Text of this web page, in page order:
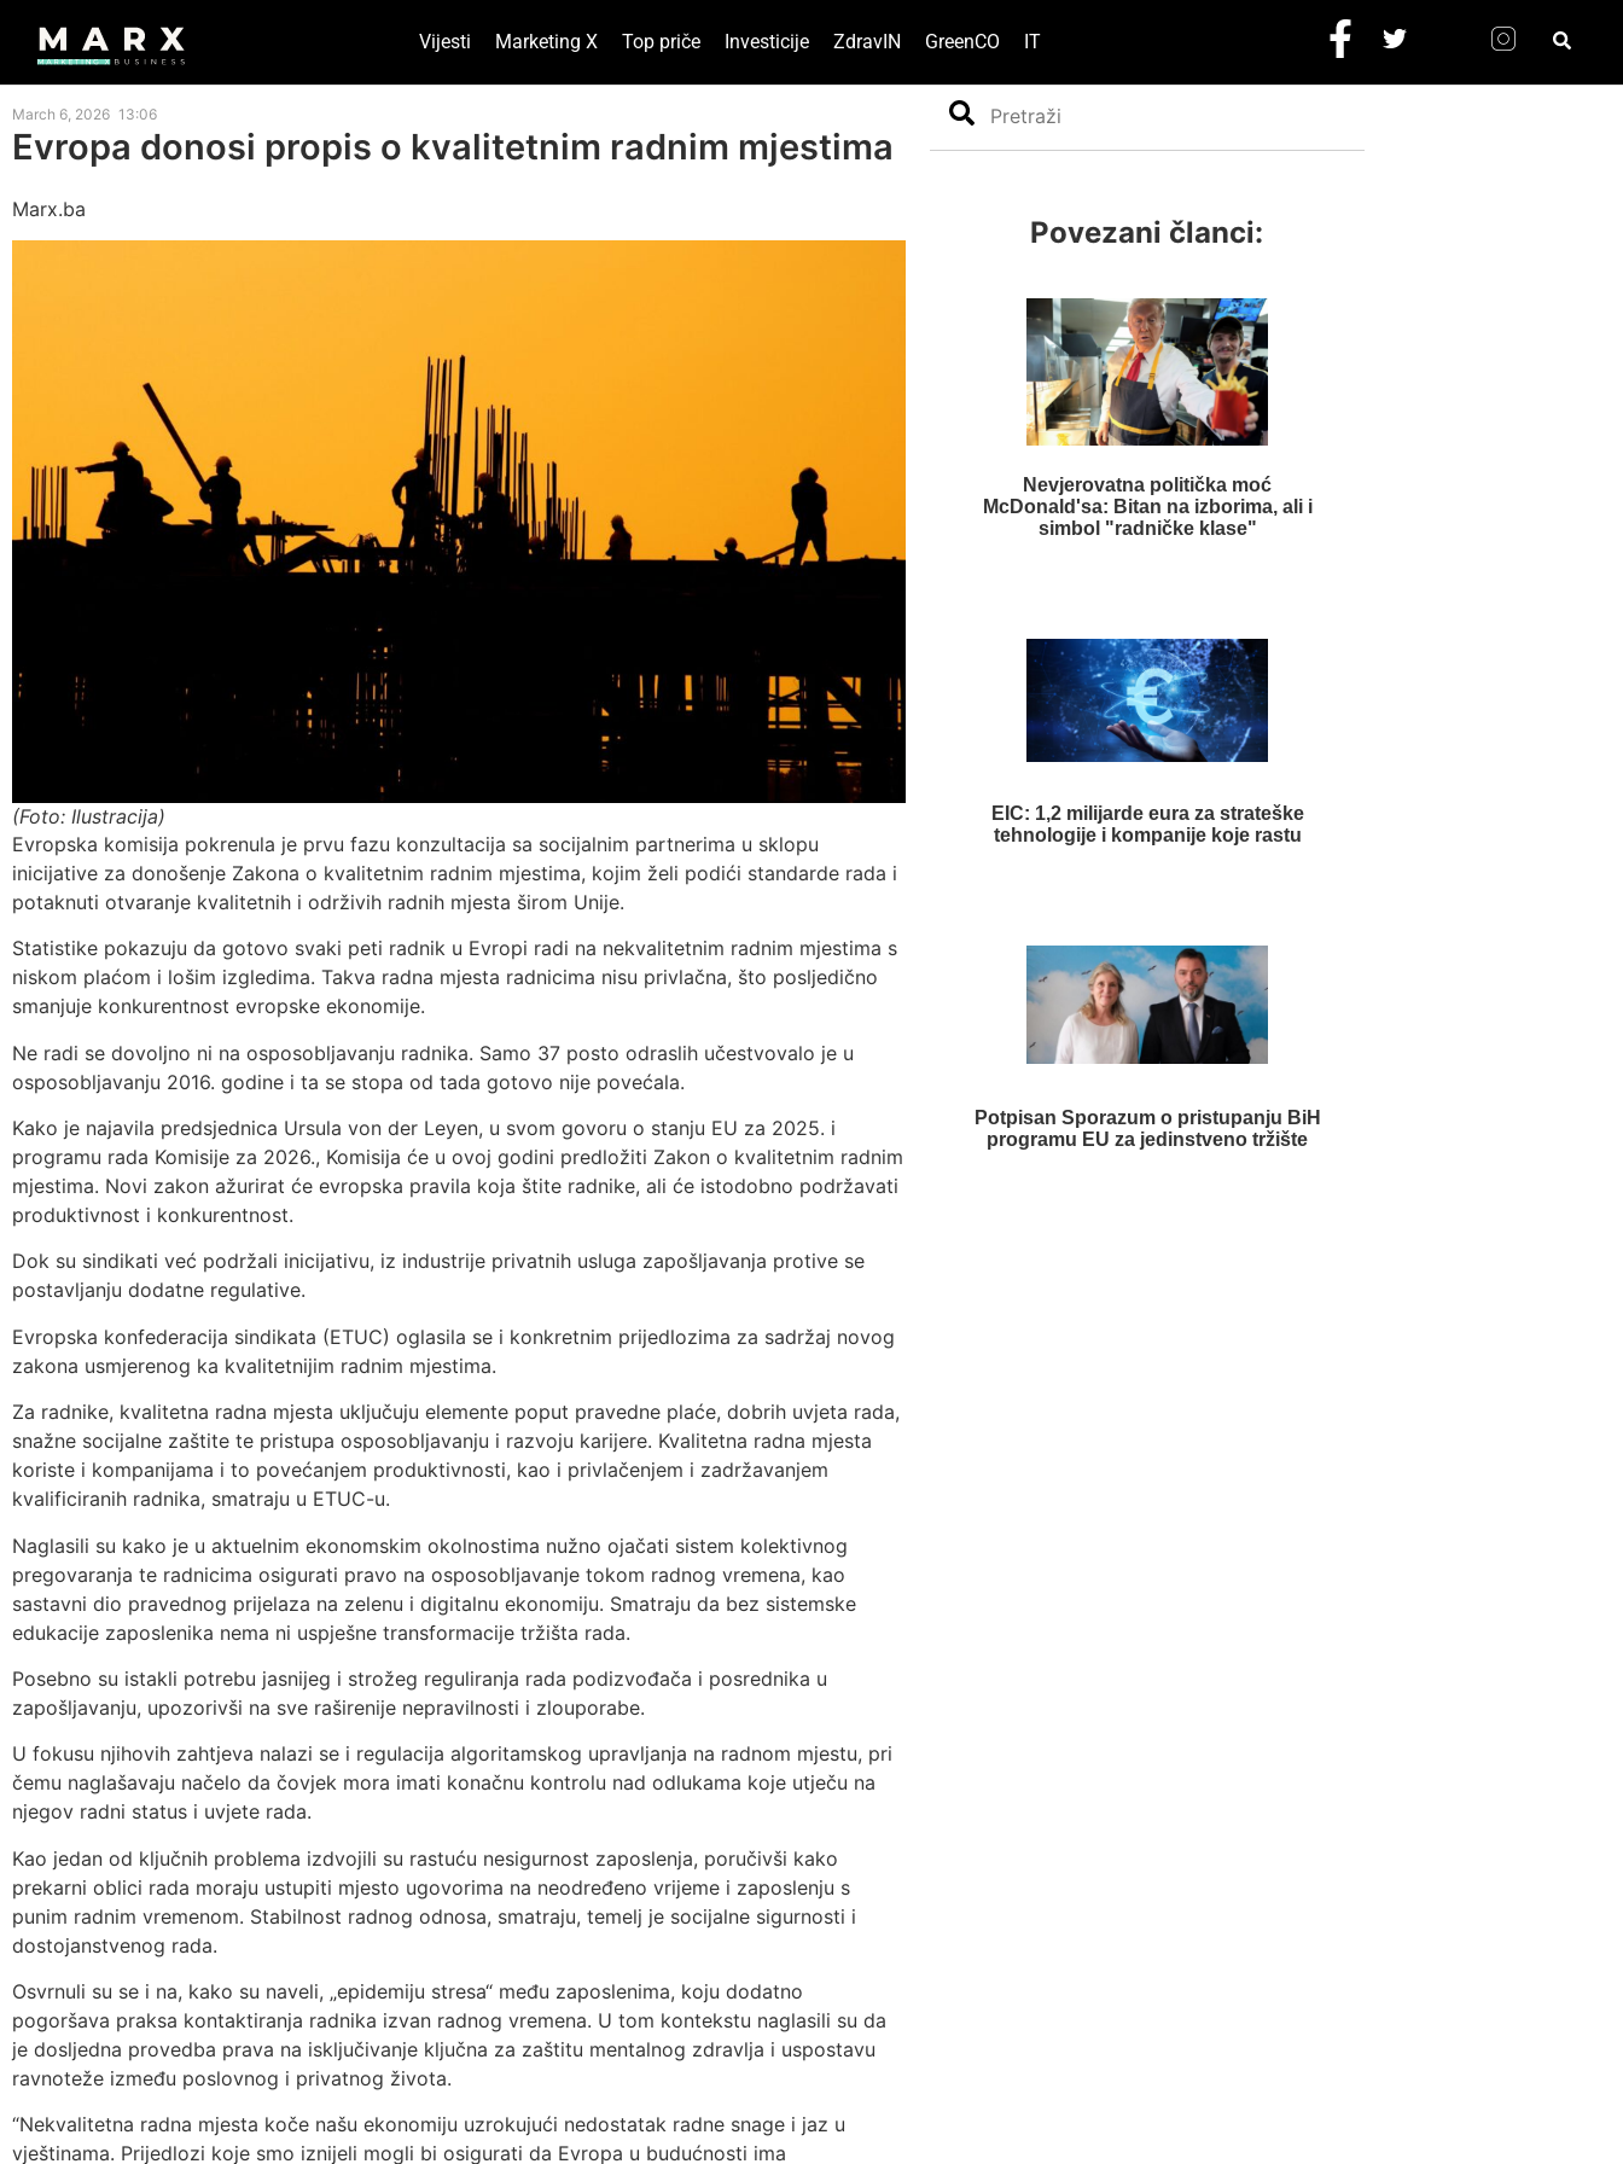
Vijesti Marketing X Top priče Investicije ZdravIN GreenCO IT
March 6, 2026 13:06
Evropa donosi propis o kvalitetnim radnim mjestima
Marx.ba
(Foto: Ilustracija)
Evropska komisija pokrenula je prvu fazu konzultacija sa socijalnim partnerima u sklopu
inicijative za donošenje Zakona o kvalitetnim radnim mjestima, kojim želi podići standarde rada i
potaknuti otvaranje kvalitetnih i održivih radnih mjesta širom Unije.
Statistike pokazuju da gotovo svaki peti radnik u Evropi radi na nekvalitetnim radnim mjestima s
niskom plaćom i lošim izgledima. Takva radna mjesta radnicima nisu privlačna, što posljedično
smanjuje konkurentnost evropske ekonomije.
Ne radi se dovoljno ni na osposobljavanju radnika. Samo 37 posto odraslih učestvovalo je u
osposobljavanju 2016. godine i ta se stopa od tada gotovo nije povećala.
Kako je najavila predsjednica Ursula von der Leyen, u svom govoru o stanju EU za 2025. i
programu rada Komisije za 2026., Komisija će u ovoj godini predložiti Zakon o kvalitetnim radnim
mjestima. Novi zakon ažurirat će evropska pravila koja štite radnike, ali će istodobno podržavati
produktivnost i konkurentnost.
Dok su sindikati već podržali inicijativu, iz industrije privatnih usluga zapošljavanja protive se
postavljanju dodatne regulative.
Evropska konfederacija sindikata (ETUC) oglasila se i konkretnim prijedlozima za sadržaj novog
zakona usmjerenog ka kvalitetnijim radnim mjestima.
Za radnike, kvalitetna radna mjesta uključuju elemente poput pravedne plaće, dobrih uvjeta rada,
snažne socijalne zaštite te pristupa osposobljavanju i razvoju karijere. Kvalitetna radna mjesta
koriste i kompanijama i to povećanjem produktivnosti, kao i privlačenjem i zadržavanjem
kvalificiranih radnika, smatraju u ETUC-u.
Naglasili su kako je u aktuelnim ekonomskim okolnostima nužno ojačati sistem kolektivnog
pregovaranja te radnicima osigurati pravo na osposobljavanje tokom radnog vremena, kao
sastavni dio pravednog prijelaza na zelenu i digitalnu ekonomiju. Smatraju da bez sistemske
edukacije zaposlenika nema ni uspješne transformacije tržišta rada.
Posebno su istakli potrebu jasnijeg i strožeg reguliranja rada podizvođača i posrednika u
zapošljavanju, upozorivši na sve raširenije nepravilnosti i zlouporabe.
U fokusu njihovih zahtjeva nalazi se i regulacija algoritamskog upravljanja na radnom mjestu, pri
čemu naglašavaju načelo da čovjek mora imati konačnu kontrolu nad odlukama koje utječu na
njegov radni status i uvjete rada.
Kao jedan od ključnih problema izdvojili su rastuću nesigurnost zaposlenja, poručivši kako
prekarni oblici rada moraju ustupiti mjesto ugovorima na neodređeno vrijeme i zaposlenju s
punim radnim vremenom. Stabilnost radnog odnosa, smatraju, temelj je socijalne sigurnosti i
dostojanstvenog rada.
Osvrnuli su se i na, kako su naveli, „epidemiju stresa“ među zaposlenima, koju dodatno
pogoršava praksa kontaktiranja radnika izvan radnog vremena. U tom kontekstu naglasili su da
je dosljedna provedba prava na isključivanje ključna za zaštitu mentalnog zdravlja i uspostavu
ravnoteže između poslovnog i privatnog života.
“Nekvalitetna radna mjesta koče našu ekonomiju uzrokujući nedostatak radne snage i jaz u
vještinama. Prijedlozi koje smo iznijeli mogli bi osigurati da Evropa u budućnosti ima
Search
Povezani članci:
Nevjerovatna politička moć
McDonald'sa: Bitan na izborima, ali i
simbol "radničke klase"
EIC: 1,2 milijarde eura za strateške
tehnologije i kompanije koje rastu
Potpisan Sporazum o pristupanju BiH
programu EU za jedinstveno tržište